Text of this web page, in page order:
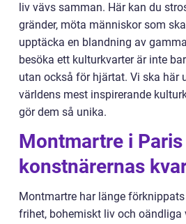
liv vävs samman. Här kan du
gränder, möta människor som
upptäcka en blandning av
besöka ett kulturkvarter är inte
utan också för hjärtat. Vi ska här
världens mest inspirerande
gör dem så unika.
Montmartre i
konstnärernas
Montmartre har länge
frihet, bohemiskt liv och oändliga